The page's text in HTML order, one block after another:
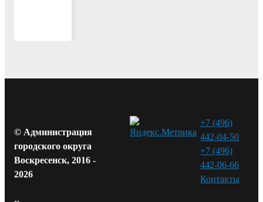
© Администрация
городского округа
Воскресенск, 2016 -
2026
+7 (496)
442-04-50
+7 (496)
442-06-66
Контакты⁠